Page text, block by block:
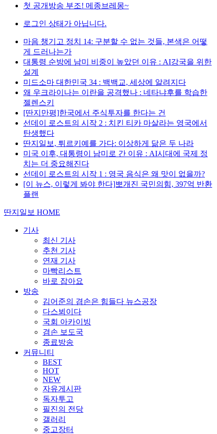
첫 공개방송 부조! 메종브레몽~
로그인 상태가 아닙니다.
마음 챙기고 정치 14: 구분할 수 없는 것들, 본색은 어떻
게 드러나는가
대통령 순방에 남미 비중이 높았던 이유 : AI강국을 위한
설계
미드소마 대한민국 34 : 백백교, 세상에 알려지다
왜 우크라이나는 이란을 공격했나 : 네타냐후를 학습한
젤렌스키
[딴지만평]한국에서 주식투자를 한다는 건
선데이 로스트의 시작 2 : 치킨 티카 마살라는 영국에서
탄생했다
딴지일보, 튀르키예를 가다: 이상하게 닮은 두 나라
미국 이후, 대통령이 남미로 간 이유 : AI시대에 국제 정
치는 더 중요해진다
선데이 로스트의 시작 1 : 영국 음식은 왜 맛이 없을까?
[이 뉴스, 이렇게 봐야 한다]뽀개진 국민의힘, 397억 반환
플랜
딴지일보 HOME
기사
최신 기사
추천 기사
연재 기사
마빡리스트
바로 잡아요
방송
김어준의 겸손은 힘들다 뉴스공장
다스뵈이다
국회 아카이빙
겸손 보도국
종료방송
커뮤니티
BEST
HOT
NEW
자유게시판
독자투고
필진의 전당
갤러리
중고장터